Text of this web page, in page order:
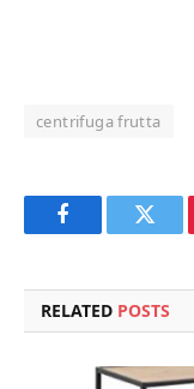
centrifuga frutta
Facebook
RELATED POSTS